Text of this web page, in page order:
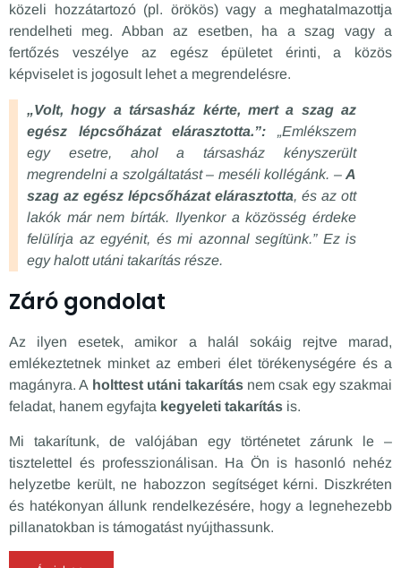
közeli hozzátartozó (pl. örökös) vagy a meghatalmazottja
rendelheti meg. Abban az esetben, ha a szag vagy a
fertőzés veszélye az egész épületet érinti, a közös
képviselet is jogosult lehet a megrendelésre.
„Volt, hogy a társasház kérte, mert a szag az
egész lépcsőházat elárasztotta.”: „Emlékszem
egy esetre, ahol a társasház kényszerült
megrendelni a szolgáltatást – meséli kollégánk. – A
szag az egész lépcsőházat elárasztotta, és az ott
lakók már nem bírták. Ilyenkor a közösség érdeke
felülírja az egyénit, és mi azonnal segítünk.” Ez is
egy halott utáni takarítás része.
Záró gondolat
Az ilyen esetek, amikor a halál sokáig rejtve marad,
emlékeztetnek minket az emberi élet törékenységére és a
magányra. A holttest utáni takarításnem csak egy szakmai
feladat, hanem egyfajta kegyeleti takarítás is.
Mi takarítunk, de valójában egy történetet zárunk le –
tisztelettel és professzionálisan. Ha Ön is hasonló nehéz
helyzetbe került, ne habozzon segítséget kérni. Diszkréten
és hatékonyan állunk rendelkezésére, hogy a legnehezebb
pillanatokban is támogatást nyújthassunk.